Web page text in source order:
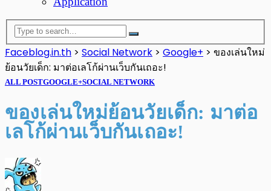
Faceblog.in.th > Social Network > Google+ > ของเล่นใหม่
ย้อนวัยเด็ก: มาต่อเลโก้ผ่านเว็บกันเถอะ!
ALL POSTGOOGLE+SOCIAL NETWORK
ของเล่นใหม่ย้อนวัยเด็ก: มาต่อ
เลโก้ผ่านเว็บกันเถอะ!